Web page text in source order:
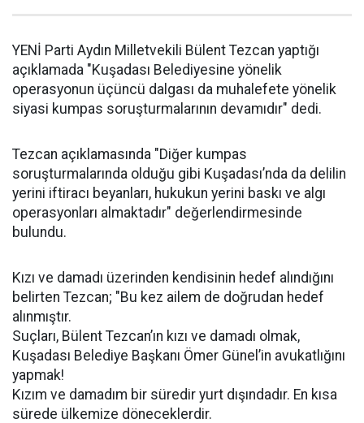
YENİ Parti Aydın Milletvekili Bülent Tezcan yaptığı
açıklamada "Kuşadası Belediyesine yönelik
operasyonun üçüncü dalgası da muhalefete yönelik
siyasi kumpas soruşturmalarının devamıdır" dedi.
Tezcan açıklamasında "Diğer kumpas
soruşturmalarında olduğu gibi Kuşadası’nda da delilin
yerini iftiracı beyanları, hukukun yerini baskı ve algı
operasyonları almaktadır" değerlendirmesinde
bulundu.
Kızı ve damadı üzerinden kendisinin hedef alındığını
belirten Tezcan; "Bu kez ailem de doğrudan hedef
alınmıştır.
Suçları, Bülent Tezcan’ın kızı ve damadı olmak,
Kuşadası Belediye Başkanı Ömer Günel’in avukatlığını
yapmak!
Kızım ve damadım bir süredir yurt dışındadır. En kısa
sürede ülkemize döneceklerdir.